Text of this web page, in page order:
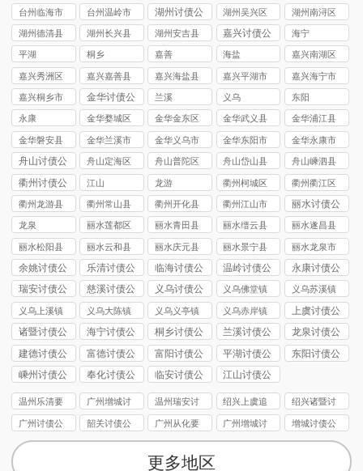
讨债公司
讨债公司
讨债公司
讨债公司
讨债公司
台州临海市
讨债公司
台州温岭市
讨债公司
湖州讨债公
司
湖州吴兴区
讨债公司
湖州南浔区
讨债公司
湖州德清县
讨债公司
湖州长兴县
讨债公司
湖州安吉县
讨债公司
嘉兴讨债公
司
海宁
平湖 桐乡 嘉善 海盐
嘉兴南湖区
讨债公司
嘉兴秀洲区
讨债公司
嘉兴嘉善县
讨债公司
嘉兴海盐县
讨债公司
嘉兴平湖市
讨债公司
嘉兴海宁市
讨债公司
嘉兴桐乡市
讨债公司
金华讨债公
司
兰溪 义乌 东阳
永康
金华婺城区
讨债公司
金华金东区
讨债公司
金华武义县
讨债公司
金华浦江县
讨债公司
金华磐安县
讨债公司
金华兰溪市
讨债公司
金华义乌市
讨债公司
金华东阳市
讨债公司
金华永康市
讨债公司
舟山讨债公
司
舟山定海区
讨债公司
舟山普陀区
讨债公司
舟山岱山县
讨债公司
舟山嵊泗县
讨债公司
衢州讨债公
司
江山 龙游
衢州柯城区
讨债公司
衢州衢江区
讨债公司
衢州龙游县
讨债公司
衢州常山县
讨债公司
衢州开化县
讨债公司
衢州江山市
讨债公司
丽水讨债公
司
龙泉
丽水莲都区
讨债公司
丽水青田县
讨债公司
丽水缙云县
讨债公司
丽水遂昌县
讨债公司
丽水松阳县
讨债公司
丽水云和县
讨债公司
丽水庆元县
讨债公司
丽水景宁县
讨债公司
丽水龙泉市
讨债公司
余姚讨债公
司
乐清讨债公
司
临海讨债公
司
温岭讨债公
司
永康讨债公
司
瑞安讨债公
司
慈溪讨债公
司
义乌讨债公
司
义乌佛堂镇
讨债公司
义乌苏溪镇
讨债公司
义乌上溪镇
讨债公司
义乌大陈镇
讨债公司
义乌义亭镇
讨债公司
义乌赤岸镇
讨债公司
上虞讨债公
司
诸暨讨债公
司
海宁讨债公
司
桐乡讨债公
司
兰溪讨债公
司
龙泉讨债公
司
建德讨债公
司
富德讨债公
司
富阳讨债公
司
平湖讨债公
司
东阳讨债公
嵊州讨债公
司
奉化讨债公
司
临安讨债公
司
江山讨债公
司
温州乐清要
债公司
广州增城讨
债公司
温州瑞安讨
债公司
绍兴上虞追
债公司
绍兴诸暨讨
债公司
广州讨债公
司
韶关讨债公
司
广州从化要
债公司
广州增城讨
债公司
增城讨债公
司
更多地区